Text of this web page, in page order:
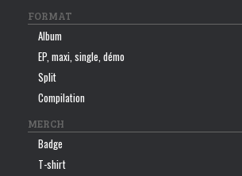
FORMAT
Album
EP, maxi, single, démo
Split
Compilation
MERCH
Badge
T-shirt